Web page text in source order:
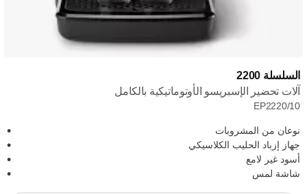
السلسلة 2200
آلات تحضير الإسبريسو الأوتوماتيكية بالكامل
EP2220/10
نوعان من المشروبات
جهاز إزباد الحليب الكلاسيكي
أسود غير لامع
شاشة لمس